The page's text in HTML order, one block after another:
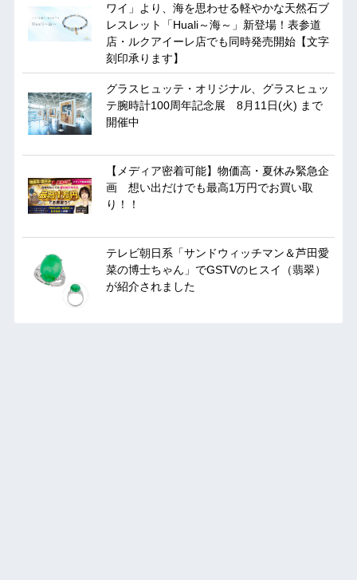
ワイ」より、海を思わせる軽やかな天然石ブ
レスレット「Huali～海～」新登場！表参道
店・ルクアイーレ店でも同時発売開始【文字
刻印承ります】
グラスヒュッテ・オリジナル、グラスヒュッ
テ腕時計100周年記念展 8月11日(火) まで
開催中
【メディア密着可能】物価高・夏休み緊急企
画 想い出だけでも最高1万円でお買い取
り！！
テレビ朝日系「サンドウィッチマン＆芦田愛
菜の博士ちゃん」でGSTVのヒスイ（翡翠）
が紹介されました